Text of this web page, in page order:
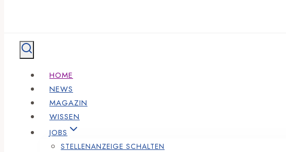
HOME
NEWS
MAGAZIN
WISSEN
JOBS
STELLENANZEIGE SCHALTEN